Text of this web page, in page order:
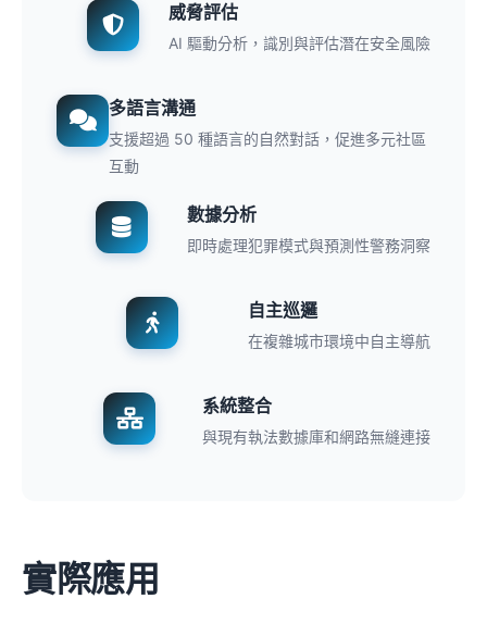
威脅評估
AI 驅動分析，識別與評估潛在安全風險
多語言溝通
支援超過 50 種語言的自然對話，促進多元社區
互動
數據分析
即時處理犯罪模式與預測性警務洞察
自主巡邏
在複雜城市環境中自主導航
系統整合
與現有執法數據庫和網路無縫連接
實際應用